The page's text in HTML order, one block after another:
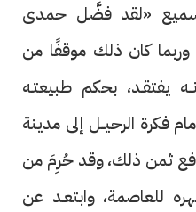
«لقد فضَّل حمدى
وربما كان ذلك موقفًا من
يفتقـد، بحكم طبيعتـه
فكرة الرحيــل إلى مدينة
دفع ثمن ذلك، وقد حُرِمَ من
للعاصمة، وابتعـد عن